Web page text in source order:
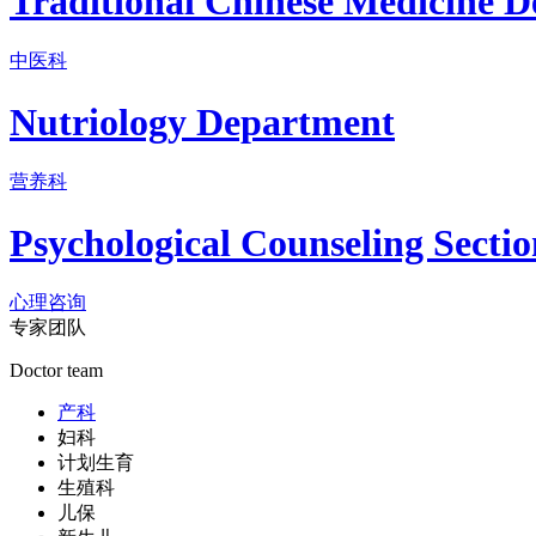
中医科
Nutriology Department
营养科
Psychological Counseling
心理咨询
专家团队
Doctor team
产科
妇科
计划生育
生殖科
儿保